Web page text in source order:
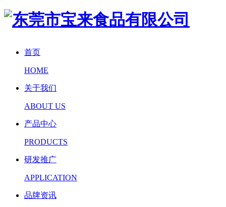
首页
HOME
关于我们
ABOUT US
产品中心
PRODUCTS
研发推广
APPLICATION
品牌资讯